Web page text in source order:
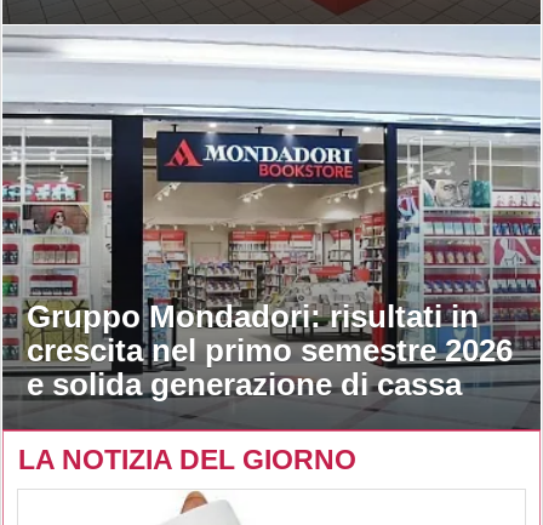
Gruppo Mondadori: risultati in
crescita nel primo semestre 2026
e solida generazione di cassa
LA NOTIZIA DEL GIORNO